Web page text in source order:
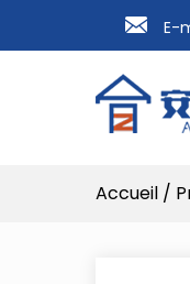
E-
Accueil /